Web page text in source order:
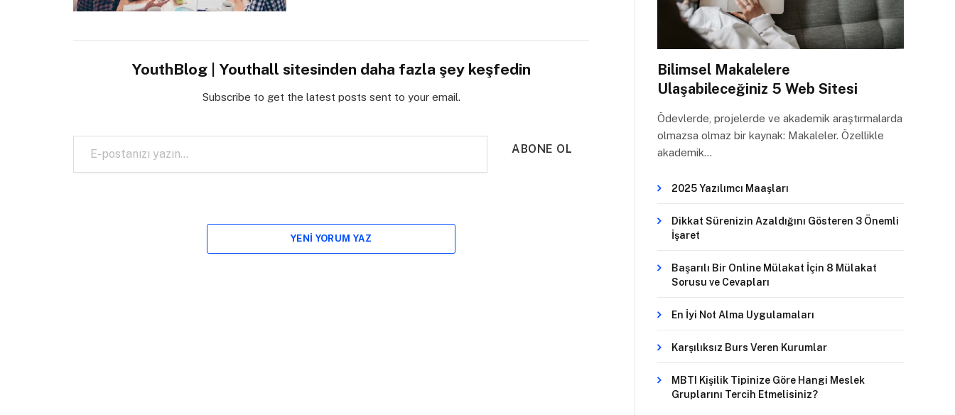
YouthBlog | Youthall sitesinden daha fazla şey keşfedin
Subscribe to get the latest posts sent to your email.
E-postanızı yazın…
ABONE OL
YENI YORUM YAZ
Bilimsel Makalelere
Ulaşabileceğiniz 5 Web Sitesi
Ödevlerde, projelerde ve akademik araştırmalarda
olmazsa olmaz bir kaynak: Makaleler. Özellikle
akademik…
2025 Yazılımcı Maaşları
Dikkat Sürenizin Azaldığını Gösteren 3 Önemli
İşaret
Başarılı Bir Online Mülakat İçin 8 Mülakat
Sorusu ve Cevapları
En İyi Not Alma Uygulamaları
Karşılıksız Burs Veren Kurumlar
MBTI Kişilik Tipinize Göre Hangi Meslek
Gruplarını Tercih Etmelisiniz?